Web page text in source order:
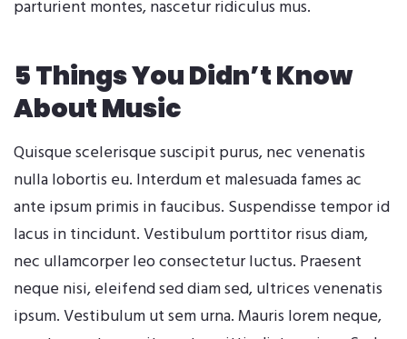
parturient montes, nascetur ridiculus mus.
5 Things You Didn’t Know
About Music
Quisque scelerisque suscipit purus, nec venenatis
nulla lobortis eu. Interdum et malesuada fames ac
ante ipsum primis in faucibus. Suspendisse tempor id
lacus in tincidunt. Vestibulum porttitor risus diam,
nec ullamcorper leo consectetur luctus. Praesent
neque nisi, eleifend sed diam sed, ultrices venenatis
ipsum. Vestibulum ut sem urna. Mauris lorem neque,